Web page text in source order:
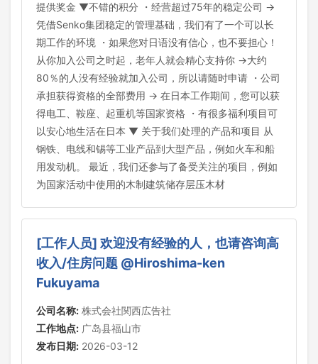
提供奖金 ▼不错的积分 ・经营超过75年的稳定公司 →
凭借Senko集团稳定的管理基础，我们有了一个可以长
期工作的环境 ・如果您对日语没有信心，也不要担心！
从你加入公司之时起，老年人就会精心支持你 →大约
80％的人没有经验就加入公司，所以请随时申请 ・公司
承担获得资格的全部费用 → 在日本工作期间，您可以获
得电工、鞍座、起重机等国家资格 ・有很多福利项目可
以安心地生活在日本 ▼ 关于我们处理的产品和项目 从
钢铁、电线和锡等工业产品到大型产品，例如火车和船
用发动机。 最近，我们还参与了备受关注的项目，例如
为国家活动中使用的木制建筑储存层压木材
[工作人员] 欢迎没有经验的人，也请咨询高
收入/住房问题 @Hiroshima-ken
Fukuyama
公司名称: 株式会社関西広告社
工作地点: 广岛县福山市
发布日期: 2026-03-12